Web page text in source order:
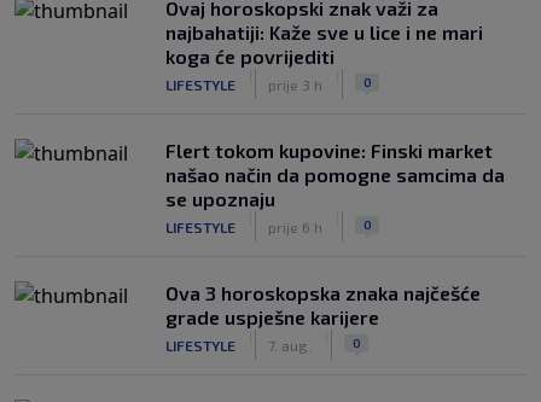
Ovaj horoskopski znak važi za
najbahatiji: Kaže sve u lice i ne mari
koga će povrijediti
LIFESTYLE prije 3 h 0
Flert tokom kupovine: Finski market
našao način da pomogne samcima da
se upoznaju
LIFESTYLE prije 6 h 0
Ova 3 horoskopska znaka najčešće
grade uspješne karijere
LIFESTYLE 7. aug. 0